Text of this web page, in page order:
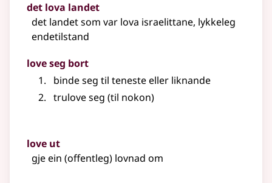
det lova landet
det landet som var lova israelittane, lykkeleg
endetilstand
love seg bort
binde seg til teneste eller liknande
trulove seg (til nokon)
love ut
gje ein (offentleg) lovnad om